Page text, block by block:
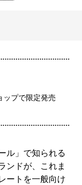
ップで限定発売
ル」で知られる
ンドが、これま
ートを一般向け